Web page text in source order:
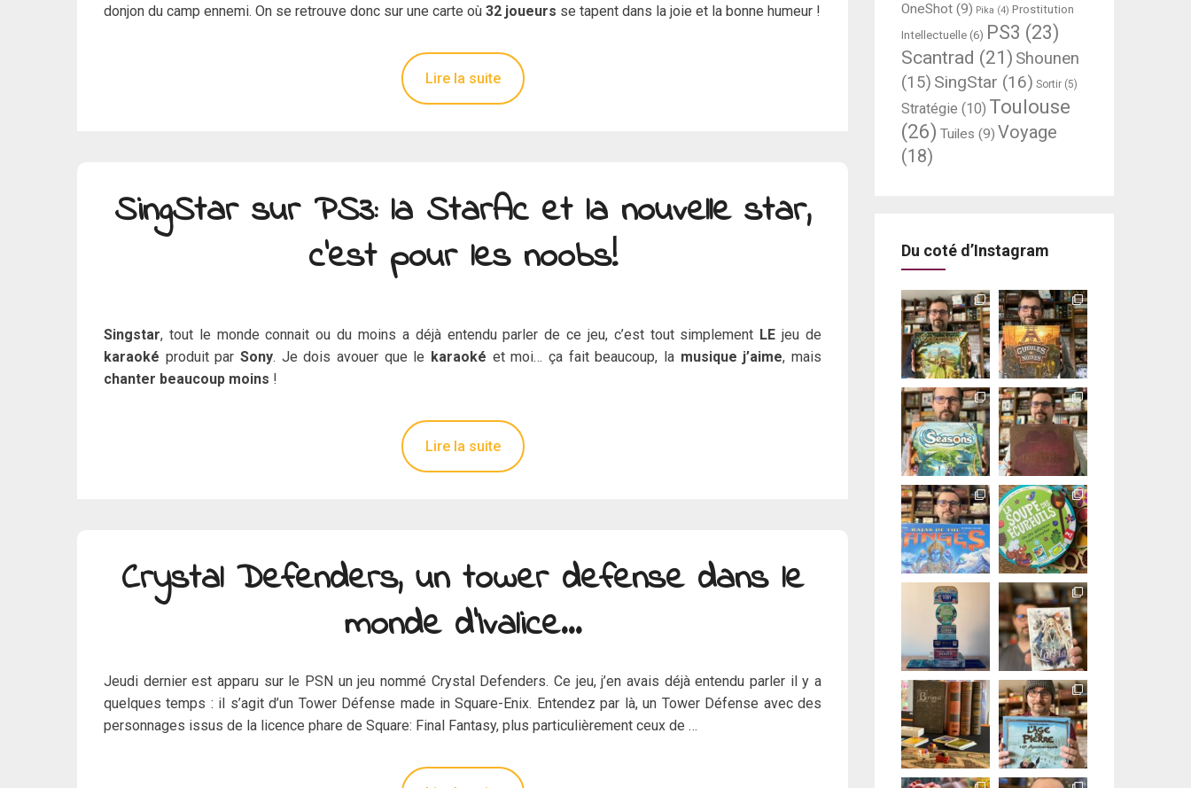
donjon du camp ennemi. On se retrouve donc sur une carte où 32 joueurs se tapent dans la joie et la bonne humeur !
Lire la suite
SingStar sur PS3: la StarAc et la nouvelle star,
c’est pour les noobs!
Singstar, tout le monde connait ou du moins a déjà entendu parler de ce jeu, c’est tout simplement LEjeu de
karaoké produit parSony. Je dois avouer que le karaoké et moi… ça fait beaucoup, la musique j’aime, mais
chanter beaucoup moins !
Lire la suite
Crystal Defenders, un tower defense dans le
monde d’Ivalice…
Jeudi dernier est apparu sur le PSN un jeu nommé Crystal Defenders. Ce jeu, j’en avais déjà entendu parler il y a
quelques temps : il s’agit d’un Tower Défense made in Square-Enix. Entendez par là, un Tower Défense avec des
personnages issus de la licence phare de Square: Final Fantasy, plus particulièrement ceux de …
OneShot (9) Pika (4) Prostitution
Intellectuelle (6) PS3 (23)
Scantrad (21) Shounen
(15) SingStar (16) Sortir (5)
Stratégie (10) Toulouse
(26) Tuiles (9) Voyage
(18)
Du coté d’Instagram